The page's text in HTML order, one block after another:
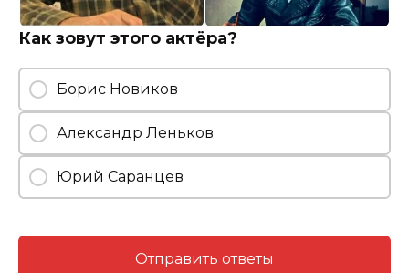
Как зовут этого актёра?
Борис Новиков
Александр Леньков
Юрий Саранцев
Отправить ответы